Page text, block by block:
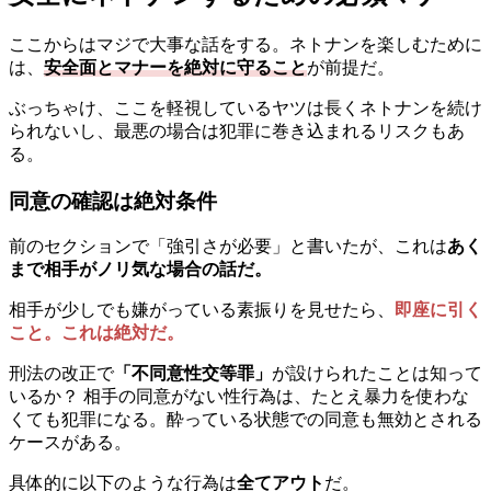
ここからはマジで大事な話をする。ネトナンを楽しむために
は、 安全面とマナーを絶対に守ることが前提だ。
ぶっちゃけ、ここを軽視しているヤツは長くネトナンを続け
られないし、最悪の場合は犯罪に巻き込まれるリスクもあ
る。
同意の確認は絶対条件
前のセクションで「強引さが必要」と書いたが、これはあく
まで相手がノリ気な場合の話だ。
相手が少しでも嫌がっている素振りを見せたら、 即座に引く
こと。これは絶対だ。
刑法の改正で「不同意性交等罪」 が設けられたことは知って
いるか？ 相手の同意がない性行為は、たとえ暴力を使わな
くても犯罪になる。酔っている状態での同意も無効とされる
ケースがある。
具体的に以下のような行為は全てアウト だ。